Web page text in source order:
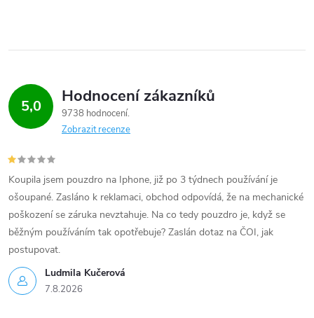
5,0 Hodnocení zákazníků
9738 hodnocení
Zobrazit recenze
Ludmila Kučerová
7.8.2026
Koupila jsem pouzdro na Iphone, již po 3 týdnech používání je
ošoupané. Zasláno k reklamaci, obchod odpovídá, že na mechanické
poškození se záruka nevztahuje. Na co tedy pouzdro je, když se
běžným používáním tak opotřebuje? Zaslán dotaz na ČOI, jak
postupovat.